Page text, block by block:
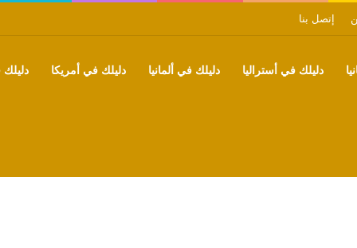
إتصل بنا
دليلك في أستراليا دليلك في ألمانيا دليلك في أمريكا دليلك